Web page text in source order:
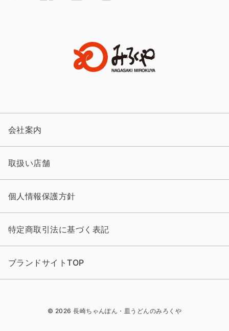
会社案内
取扱い店舗
個人情報保護方針
特定商取引法に基づく表記
ブランドサイトTOP
© 2026 長崎ちゃんぽん・皿うどんのみろくや